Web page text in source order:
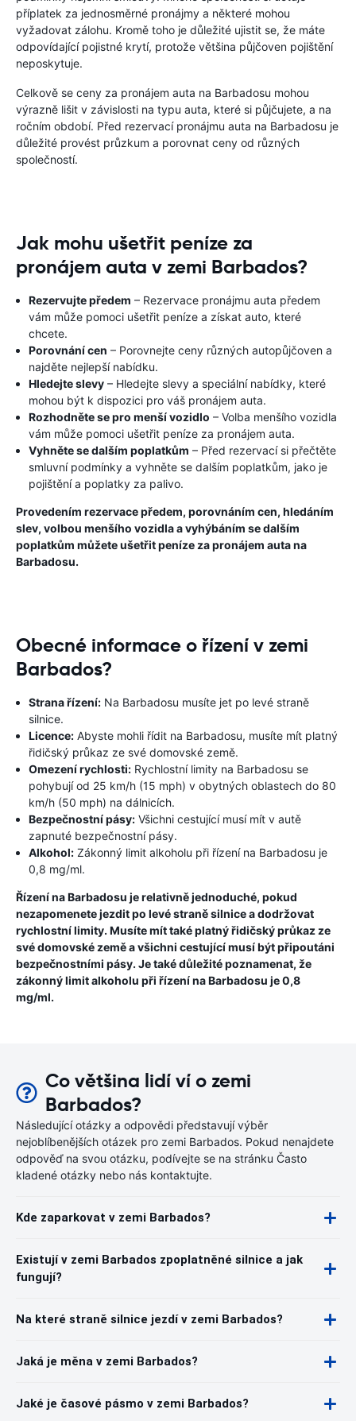
příplatek za jednosměrné pronájmy a některé mohou
vyžadovat zálohu. Kromě toho je důležité ujistit se, že máte
odpovídající pojistné krytí, protože většina půjčoven pojištění
neposkytuje.
Celkově se ceny za pronájem auta na Barbadosu mohou
výrazně lišit v závislosti na typu auta, které si půjčujete, a na
ročním období. Před rezervací pronájmu auta na Barbadosu je
důležité provést průzkum a porovnat ceny od různých
společností.
Jak mohu ušetřit peníze za
pronájem auta v zemi Barbados?
Rezervujte předem – Rezervace pronájmu auta předem
vám může pomoci ušetřit peníze a získat auto, které
chcete.
Porovnání cen – Porovnejte ceny různých autopůjčoven a
najděte nejlepší nabídku.
Hledejte slevy – Hledejte slevy a speciální nabídky, které
mohou být k dispozici pro váš pronájem auta.
Rozhodněte se pro menší vozidlo – Volba menšího vozidla
vám může pomoci ušetřit peníze za pronájem auta.
Vyhněte se dalším poplatkům – Před rezervací si přečtěte
smluvní podmínky a vyhněte se dalším poplatkům, jako je
pojištění a poplatky za palivo.
Provedením rezervace předem, porovnáním cen, hledáním
slev, volbou menšího vozidla a vyhýbáním se dalším
poplatkům můžete ušetřit peníze za pronájem auta na
Barbadosu.
Obecné informace o řízení v zemi
Barbados?
Strana řízení: Na Barbadosu musíte jet po levé straně
silnice.
Licence: Abyste mohli řídit na Barbadosu, musíte mít platný
řidičský průkaz ze své domovské země.
Omezení rychlosti: Rychlostní limity na Barbadosu se
pohybují od 25 km/h (15 mph) v obytných oblastech do 80
km/h (50 mph) na dálnicích.
Bezpečnostní pásy: Všichni cestující musí mít v autě
zapnuté bezpečnostní pásy.
Alkohol: Zákonný limit alkoholu při řízení na Barbadosu je
0,8 mg/ml.
Řízení na Barbadosu je relativně jednoduché, pokud
nezapomenete jezdit po levé straně silnice a dodržovat
rychlostní limity. Musíte mít také platný řidičský průkaz ze
své domovské země a všichni cestující musí být připoutáni
bezpečnostními pásy. Je také důležité poznamenat, že
zákonný limit alkoholu při řízení na Barbadosu je 0,8
mg/ml.
Co většina lidí ví o zemi
Barbados?
Následující otázky a odpovědi představují výběr
nejoblíbenějších otázek pro zemi Barbados. Pokud nenajdete
odpověď na svou otázku, podívejte se na stránku Často
kladené otázky nebo nás kontaktujte.
Kde zaparkovat v zemi Barbados?
Existují v zemi Barbados zpoplatněné silnice a jak
fungují?
Na které straně silnice jezdí v zemi Barbados?
Jaká je měna v zemi Barbados?
Jaké je časové pásmo v zemi Barbados?